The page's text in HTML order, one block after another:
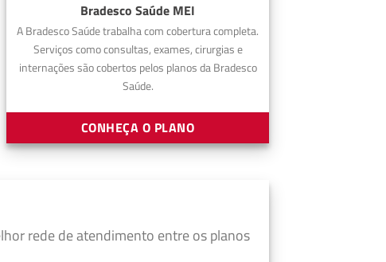
Bradesco Saúde MEI
A Bradesco Saúde trabalha com cobertura completa.
Serviços como consultas, exames, cirurgias e
internações são cobertos pelos planos da Bradesco
Saúde.
CONHEÇA O PLANO
rede de atendimento entre os planos